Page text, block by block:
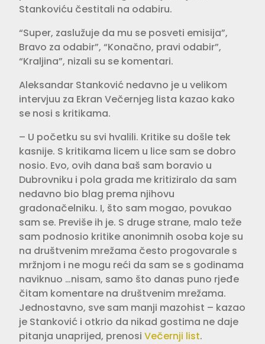
Stankoviću čestitali na odabiru.
“Super, zaslužuje da mu se posveti emisija”,
Bravo za odabir”, “Konačno, pravi odabir”,
“Kraljina”, nizali su se komentari.
Aleksandar Stanković nedavno je u velikom
intervjuu za Ekran Večernjeg lista kazao kako
se nosi s kritikama.
– U početku su svi hvalili. Kritike su došle tek
kasnije. S kritikama licem u lice sam se dobro
nosio. Evo, ovih dana baš sam boravio u
Dubrovniku i pola grada me kritiziralo da sam
nedavno bio blag prema njihovu
gradonačelniku. I, što sam mogao, povukao
sam se. Previše ih je. S druge strane, malo teže
sam podnosio kritike anonimnih osoba koje su
na društvenim mrežama često progovarale s
mržnjom i ne mogu reći da sam se s godinama
naviknuo …nisam, samo što danas puno rjeđe
čitam komentare na društvenim mrežama.
Jednostavno, sve sam manji mazohist – kazao
je Stanković i otkrio da nikad gostima ne daje
pitanja unaprijed, prenosi Večernji list.